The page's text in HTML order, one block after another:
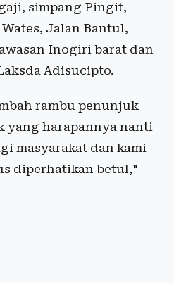
simpang Pingit,
Jalan Bantul,
Inogiri barat dan
Adisucipto.
rambu penunjuk
yang harapannya nanti
masyarakat dan kami
diperhatikan betul,"